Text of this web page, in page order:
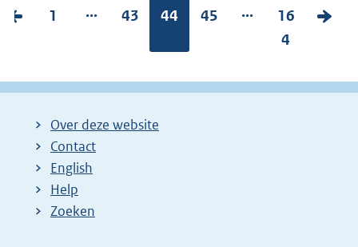
V
i
P
i
a
:
1 ...
P
i
a
43 Pagina:
44
P
i
45 ...
P
a
i
16
4
V
g
Over deze website
Contact
English
Help
Zoeken